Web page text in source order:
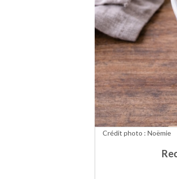
Crédit photo : Noëmie